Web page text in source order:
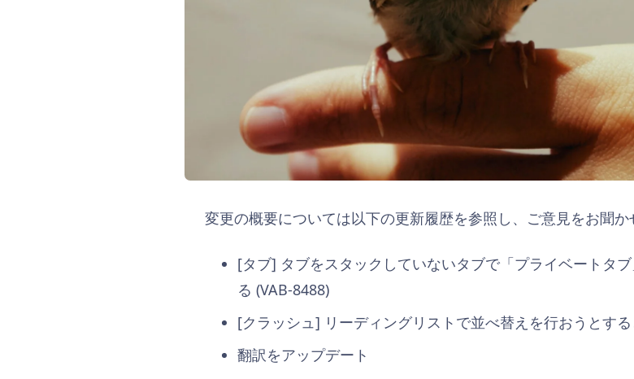
変更の概要については以下の更新履歴を参照し、ご意見をお聞か
[タブ] タブをスタックしていないタブで「プライベートタ
る (VAB-8488)
[クラッシュ] リーディングリストで並べ替えを行おうとす
翻訳をアップデート